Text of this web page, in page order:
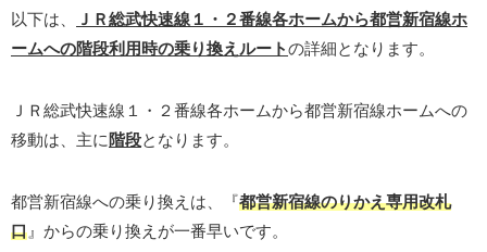
以下は、
ＪＲ総武快速線１・２番線各ホームから都営新宿線ホ
ームへの階段利用時の乗り換えルートの詳細となります。
ＪＲ総武快速線１・２番線各ホームから都営新宿線ホームへの
移動は、主に 階段となります。
都営新宿線への乗り換えは、『都営新宿線のりかえ専用改札
口 』からの乗り換えが一番早いです。